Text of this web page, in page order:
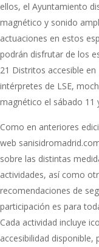
ellos, el Ayuntamiento
magnético y sonido
actuaciones en estos
podrán disfrutar de los
21 Distritos accesible
intérpretes de LSE,
magnético el sábado 11
Como en anteriores
web
sobre las distintas
actividades, así como
recomendaciones de
participación es para
Cada actividad incluye
accesibilidad